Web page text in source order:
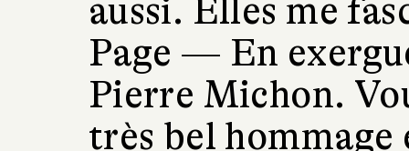
aussi. Elles me
Page — En
Pierre Michon.
très bel